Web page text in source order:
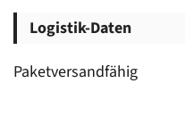
Logistik-Daten
Paketversandfähig